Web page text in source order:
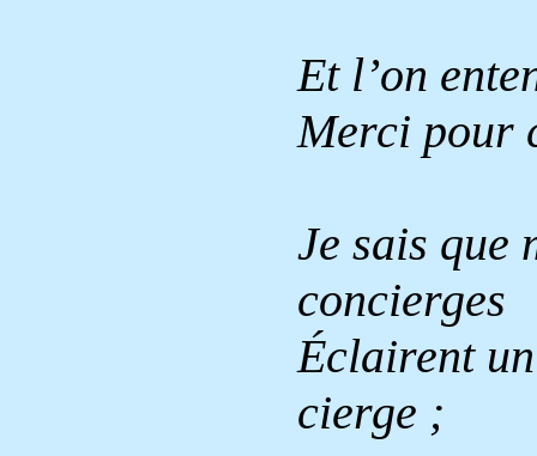
Et l’on
Merci pour
Je sais que
concierges
Éclairent
cierge ;